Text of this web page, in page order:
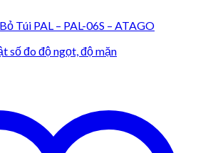
Túi PAL – PAL-06S – ATAGO